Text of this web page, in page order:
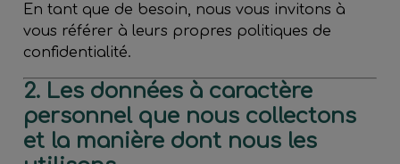
En tant que de besoin, nous vous invitons à
vous référer à leurs propres politiques de
confidentialité.
2. Les données à caractère
personnel que nous collectons
et la manière dont nous les